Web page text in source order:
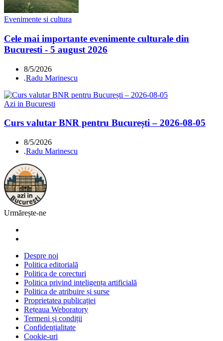
Evenimente si cultura
Cele mai importante evenimente culturale din
Bucuresti - 5 august 2026
8/5/2026
.Radu Marinescu
Azi in Bucuresti
Curs valutar BNR pentru București – 2026-08-05
8/5/2026
.Radu Marinescu
Urmărește-ne
Despre noi
Politica editorială
Politica de corecturi
Politica privind inteligența artificială
Politica de atribuire și surse
Proprietatea publicației
Rețeaua Weboratory
Termeni și condiții
Confidențialitate
Cookie-uri